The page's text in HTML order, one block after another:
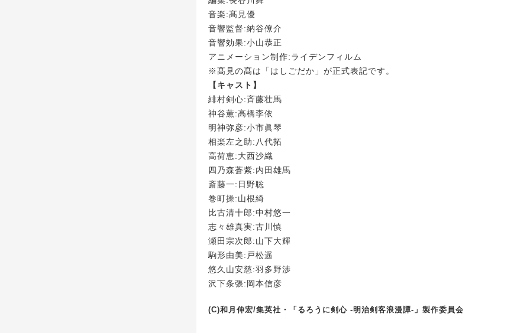
音楽:髙見優
音響監督:納谷僚介
音響効果:小山恭正
アニメーション制作:ライデンフィルム
※髙見の髙は「はしごだか」が正式表記です。
【キャスト】
緋村剣心:斉藤壮馬
神谷薫:高橋李依
明神弥彦:小市眞琴
相楽左之助:八代拓
高荷恵:大西沙織
四乃森蒼紫:内田雄馬
斎藤一:日野聡
巻町操:山根綺
比古清十郎:中村悠一
志々雄真実:古川慎
瀬田宗次郎:山下大輝
駒形由美:戸松遥
悠久山安慈:羽多野渉
沢下条張:岡本信彦
(C)和月伸宏/集英社・「るろうに剣心 -明治剣客浪漫譚-」製作委員会